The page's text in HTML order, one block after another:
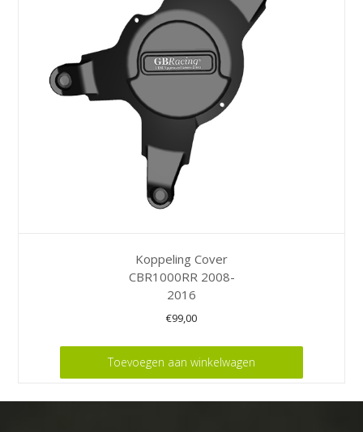
Koppeling Cover
CBR1000RR 2008-
2016
€99,00
Toevoegen aan winkelwagen